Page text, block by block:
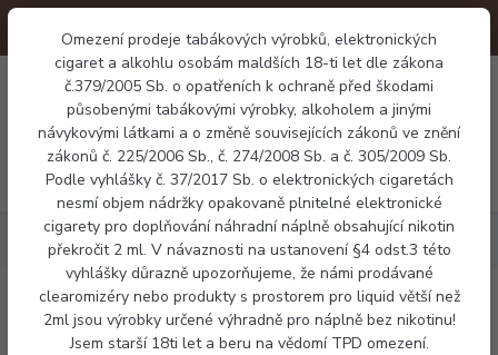
Omezení prodeje tabákových výrobků, elektronických
cigaret a alkohlu osobám maldších 18-ti let dle zákona
č.379/2005 Sb. o opatřeních k ochraně před škodami
působenými tabákovými výrobky, alkoholem a jinými
návykovými látkami a o změně souvisejících zákonů ve znění
zákonů č. 225/2006 Sb., č. 274/2008 Sb. a č. 305/2009 Sb.
Podle vyhlášky č. 37/2017 Sb. o elektronických cigaretách
nesmí objem nádržky opakovaně plnitelné elektronické
cigarety pro doplňování náhradní náplně obsahující nikotin
překročit 2 ml. V návaznosti na ustanovení §4 odst.3 této
vyhlášky důrazně upozorňujeme, že námi prodávané
clearomizéry nebo produkty s prostorem pro liquid větší než
2ml jsou výrobky určené výhradně pro náplně bez nikotinu!
Jsem starší 18ti let a beru na vědomí TPD omezení.
Menu
0 Kč
Náplně Frutie lesní jahoda 10ml
Frutie lesní jahoda 10ml